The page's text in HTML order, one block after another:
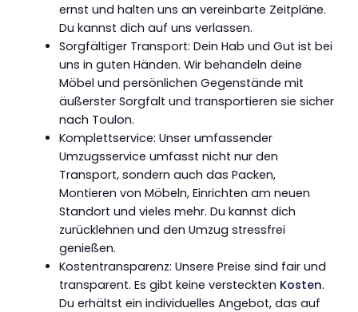
ernst und halten uns an vereinbarte Zeitpläne.
Du kannst dich auf uns verlassen.
Sorgfältiger Transport: Dein Hab und Gut ist bei
uns in guten Händen. Wir behandeln deine
Möbel und persönlichen Gegenstände mit
äußerster Sorgfalt und transportieren sie sicher
nach Toulon.
Komplettservice: Unser umfassender
Umzugsservice umfasst nicht nur den
Transport, sondern auch das Packen,
Montieren von Möbeln, Einrichten am neuen
Standort und vieles mehr. Du kannst dich
zurücklehnen und den Umzug stressfrei
genießen.
Kostentransparenz: Unsere Preise sind fair und
transparent. Es gibt keine versteckten Kosten.
Du erhältst ein individuelles Angebot, das auf